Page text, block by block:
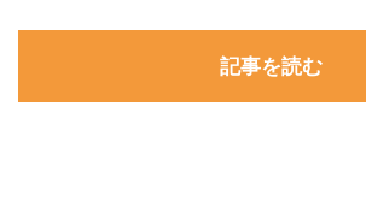
記事を読む